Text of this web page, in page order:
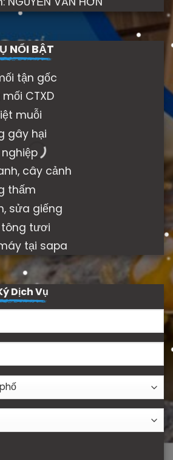
NỔI BẬT
tận gốc
CTXD
muỗi
gây hại
cây cảnh
thấm
sửa giếng
tươi
tại sapa
Dịch Vụ